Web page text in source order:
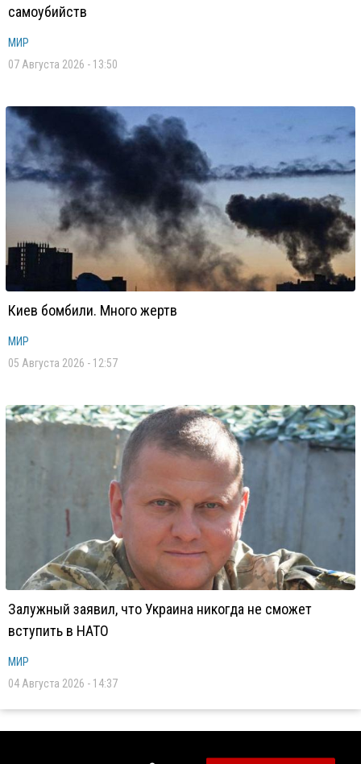
самоубийств
МИР
07 Августа 2026 - 13:50
Киев бомбили. Много жертв
МИР
05 Августа 2026 - 12:57
Залужный заявил, что Украина никогда не сможет
вступить в НАТО
МИР
04 Августа 2026 - 14:37